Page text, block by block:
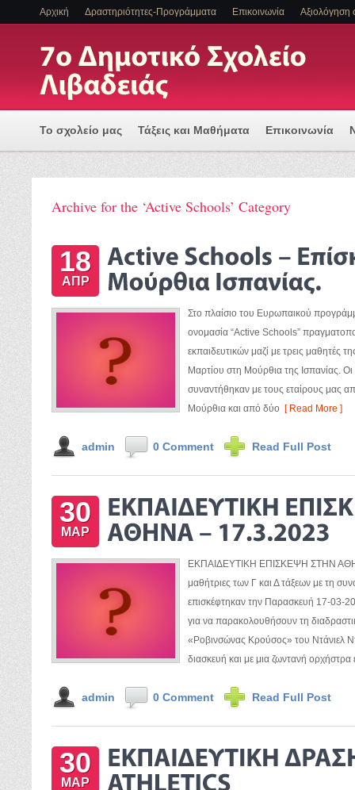
Αρχική Δραστηριότητες-Προγράμματα Επικοινωνία Αξιολόγηση
Το σχολείο μας Τάξεις και Μαθήματα Επικοινωνία
Πρόγραμμα Εισαγωγής Η/Υ για μια Ψηφιακά
ΕΝΤΑΞΗ ΜΑΘΗΤΩΝ ΜΕ ΑΝΑΠΗΡΙΑ Η/ΚΑΙ ΕΙΔΙΚΕΣ
Archive for the ‘Active Schools’ Category
18
ΑΠΡ
Στο πλαίσιο του Ευρωπαικού
ονομασία “Active Schools”
εκπαιδευτικών μαζί με τρεις μαθητές
Μαρτίου στη Μούρθια της Ισπανίας. Οι
συναντήθηκαν με τους εταίρους μας
Μούρθια και από δύο [ Read More ]
admin 0 Comment Read Full Post
30
ΜΑΡ
ΕΚΠΑΙΔΕΥΤΙΚΗ ΕΠΙΣΚΕΨΗ ΣΤΗΝ
μαθήτριες των Γ και Δ τάξεων με τη
επισκέφτηκαν την Παρασκευή 17-03-
για να παρακολουθήσουν τη
«Ροβινσώνας Κρούσος» του Ντάνιελ
διασκευή και με μια ζωντανή ορχήστρα
admin 0 Comment Read Full Post
30
ΜΑΡ